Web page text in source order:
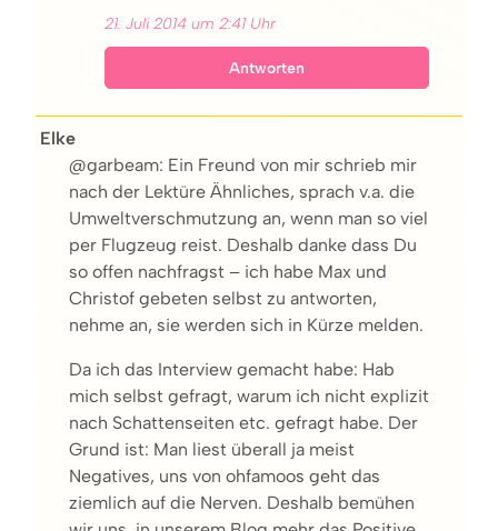
21. Juli 2014 um 2:41 Uhr
Antworten
Elke
@garbeam: Ein Freund von mir schrieb mir
nach der Lektüre Ähnliches, sprach v.a. die
Umweltverschmutzung an, wenn man so viel
per Flugzeug reist. Deshalb danke dass Du
so offen nachfragst – ich habe Max und
Christof gebeten selbst zu antworten,
nehme an, sie werden sich in Kürze melden.
Da ich das Interview gemacht habe: Hab
mich selbst gefragt, warum ich nicht explizit
nach Schattenseiten etc. gefragt habe. Der
Grund ist: Man liest überall ja meist
Negatives, uns von ohfamoos geht das
ziemlich auf die Nerven. Deshalb bemühen